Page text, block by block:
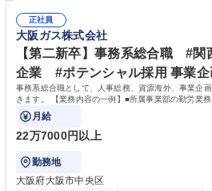
年休120日/デスクワーク中心で残業少なめ
整、資料作成、当日の運営サポート 学歴・資格 学歴：大学院 大学 語学
力： 資格：
正社員
大阪ガス株式会社
【第二新卒】事務系総合職 #関
企業 #ポテンシャル採用 事業企
事務系総合職として、人事総務、資源海外、事業企
きます。 【業務内容の一例】■所属事業部の勤労業
門の企画スタッフ、ルート営業
月給
22万7000円以上
勤務地
大阪府大阪市中央区